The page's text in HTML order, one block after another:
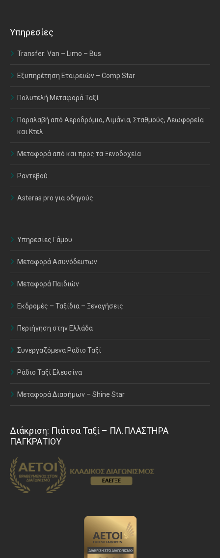
Υπηρεσίες
Transfer: Van – Limo – Bus
Εξυπηρέτηση Εταιρειών – Comp Star
Πολυτελή Μεταφορά Ταξί
Παραλαβή από Αεροδρόμια, Λιμάνια, Σταθμούς, Λεωφορεία
και Κτελ
Μεταφορά από και προς τα Ξενοδοχεία
Ραντεβού
Asteras pro για οδηγούς
Υπηρεσίες Γάμου
Μεταφορά Ασυνόδευτων
Μεταφορά Παιδιών
Εκδρομές – Ταξίδια – Ξεναγήσεις
Περιήγηση στην Ελλάδα
Συνεργαζόμενα Ράδιο Ταξί
Ράδιο Ταξί Ελευσίνα
Μεταφορά Διασήμων – Shine Star
Διάκριση: Πιάτσα Ταξί – ΠΛ.ΠΛΑΣΤΗΡΑ
ΠΑΓΚΡΑΤΙΟΥ